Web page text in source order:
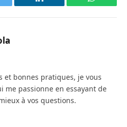
LinkedIn
et bonnes pratiques, je vous
me passionne en essayant de
à vos questions.